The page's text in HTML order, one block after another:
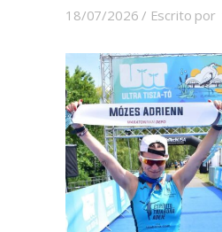
18/07/2026 Escrito por